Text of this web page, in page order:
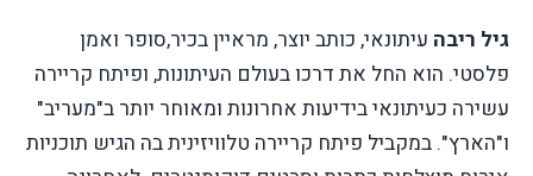
גיל ריבה עיתונאי, כותב יוצר, מראיין בכיר,סופר ואמן
פלסטי. הוא החל את דרכו בעולם העיתונות, ופיתח קריירה
עשירה כעיתונאי בידיעות אחרונות ומאוחר יותר ב"מעריב"
ו"הארץ". במקביל פיתח קריירה טלוויזינית בה הגיש תוכניות